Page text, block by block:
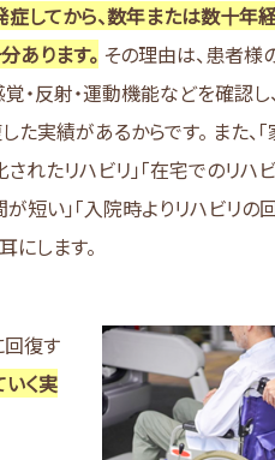
症してから、数年または数十年
あります。 その理由は、患者様
・反射・運動機能などを確認し
た実績があるからです。 また、
れたリハビリ」「在宅でのリハ
短い」「入院時よりリハビリ
にします。
回復す
いく実